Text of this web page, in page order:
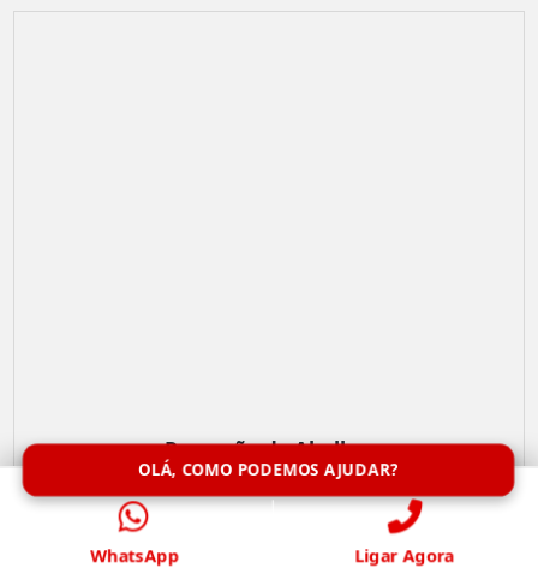
Remoção de Abelhas
OLÁ, COMO PODEMOS AJUDAR?
WhatsApp Ligar Agora